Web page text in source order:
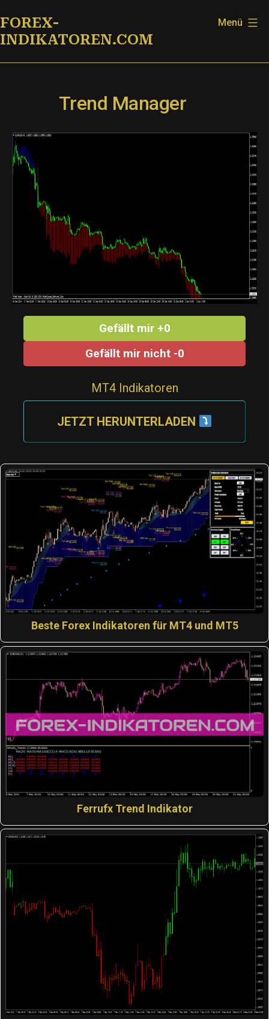
Inhalt
springen
FOREX-
INDIKATOREN.COM
Menü
Trend Manager
Gefällt mir +0
Gefällt mir nicht -0
MT4 Indikatoren
JETZT HERUNTERLADEN
Beste Forex Indikatoren für MT4 und MT5
Ferrufx Trend Indikator